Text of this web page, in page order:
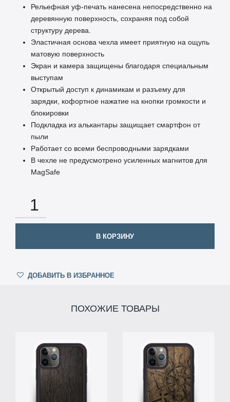
Рельефная уф-печать нанесена непосредственно на
деревянную поверхность, сохраняя под собой
структуру дерева.
Эластичная основа чехла имеет приятную на ощупь
матовую поверхность
Экран и камера защищены благодаря специальным
выступам
Открытый доступ к динамикам и разъему для
зарядки, кофортное нажатие на кнопки громкости и
блокировки
Подкладка из алькантары защищает смартфон от
пыли
Работает со всеми беспроводными зарядками
В чехле не предусмотрено усиленных магнитов для
MagSafe
В КОРЗИНУ
ДОБАВИТЬ В ИЗБРАННОЕ
ПОХОЖИЕ ТОВАРЫ